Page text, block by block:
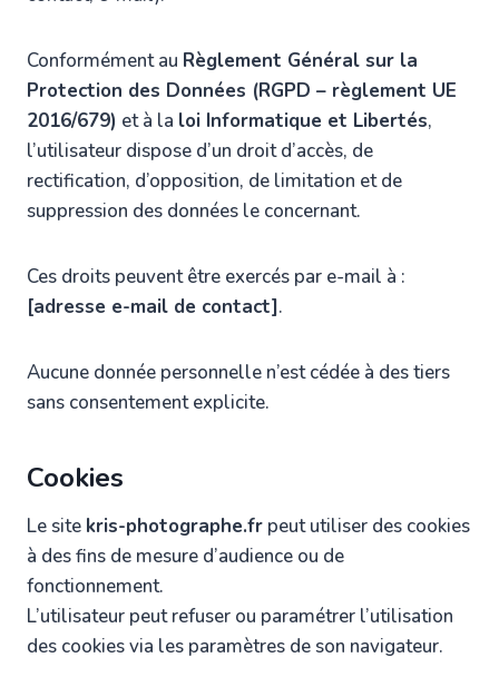
Conformément au Règlement Général sur la
Protection des Données (RGPD – règlement UE
2016/679) et à la loi Informatique et Libertés,
l’utilisateur dispose d’un droit d’accès, de
rectification, d’opposition, de limitation et de
suppression des données le concernant.
Ces droits peuvent être exercés par e-mail à :
[adresse e-mail de contact].
Aucune donnée personnelle n’est cédée à des tiers
sans consentement explicite.
Cookies
Le site kris-photographe.fr peut utiliser des cookies
à des fins de mesure d’audience ou de
fonctionnement.
L’utilisateur peut refuser ou paramétrer l’utilisation
des cookies via les paramètres de son navigateur.